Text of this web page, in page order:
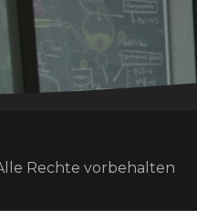
Rechte vorbehalten